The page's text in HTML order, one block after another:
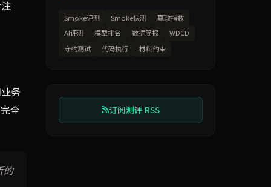
务
全
的
Smoke评测 Smoke快测
赢政指数
AI评测
模型排名 数据简报
WDCD
守约测试
代码执行 材料约束
订阅测评 RSS